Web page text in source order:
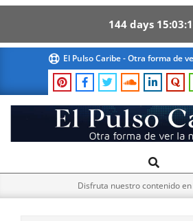
144 days 15 03
content
El Pulso Caribe - Otra forma de
El
Pulso
Navigation
Search
Disfruta nuestro contenido en